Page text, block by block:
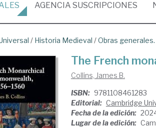
AGENCIA SUSCRIPCIONES
/ Historia Medieval /Obras
The French
Collins, James B.
ISBN: 9781108461283
Editorial: Cambridge
Fecha de la edición:
Lugar de la edición: